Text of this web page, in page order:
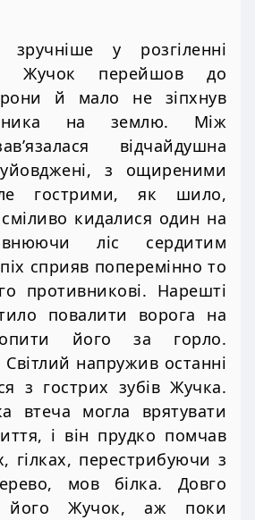
зручніше у розгіленні
Жучок перейшов до
й мало не зіпхнув
на землю. Між
відчайдушна
з ощиреними
гострими, як шило,
кидалися один на
ліс сердитим
сприяв поперемінно то
противникові. Нарешті
повалити ворога на
його за горло.
напружив останні
з гострих зубів Жучка.
втеча могла врятувати
і він прудко помчав
гілках, перестрибуючи з
мов білка. Довго
його Жучок, аж поки